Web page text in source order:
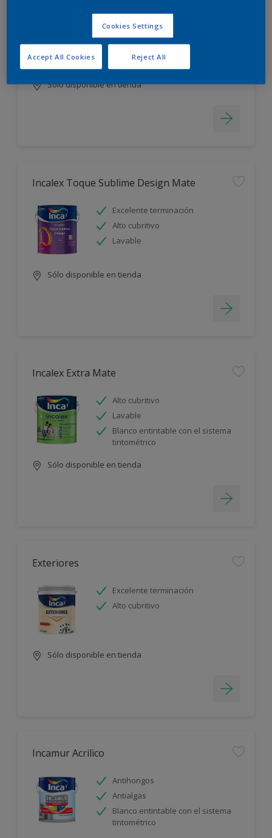
Blanco más durable
Sólo disponible en tienda
Incalex Toque Sublime Design Mate
Excelente terminación
Alto cubritivo
Lavable
Sólo disponible en tienda
Incalex Extra Mate
Alto cubritivo
Lavable
Blanco entintable con el sistema
tintométrico
Sólo disponible en tienda
Exteriores
Excelente terminación
Alto cubritivo
Sólo disponible en tienda
Incamur Acrilico
Antihongos
Antialgas
Blanco entintable con el sistema
tintométrico
Cookies Settings
Reject All
Accept All Cookies